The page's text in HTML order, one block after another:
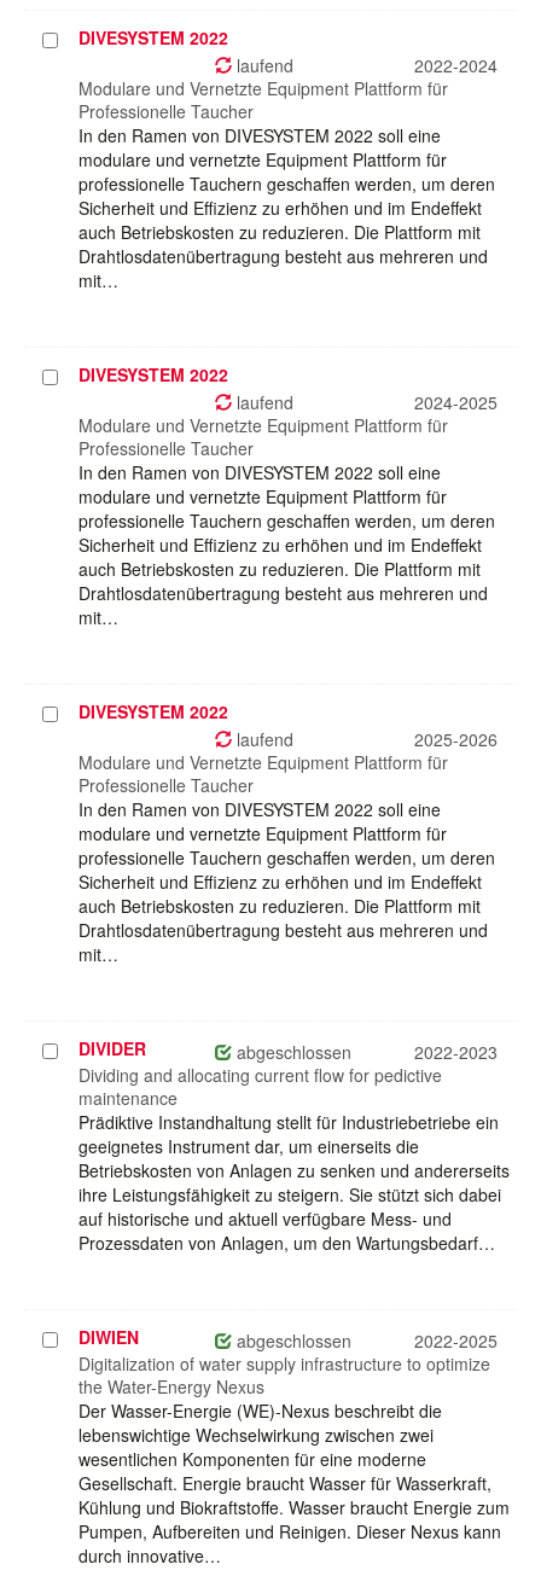
ProjektDIVESYSTEM 2022
laufend
2022-2024
Modulare und Vernetzte Equipment Plattform für
Professionelle Taucher
In den Ramen von DIVESYSTEM 2022 soll eine
modulare und vernetzte Equipment Plattform für
professionelle Tauchern geschaffen werden, um deren
Sicherheit und Effizienz zu erhöhen und im Endeffekt
auch Betriebskosten zu reduzieren. Die Plattform mit
Drahtlosdatenübertragung besteht aus mehreren und
mit…
ProjektDIVESYSTEM 2022
laufend
2024-2025
Modulare und Vernetzte Equipment Plattform für
Professionelle Taucher
In den Ramen von DIVESYSTEM 2022 soll eine
modulare und vernetzte Equipment Plattform für
professionelle Tauchern geschaffen werden, um deren
Sicherheit und Effizienz zu erhöhen und im Endeffekt
auch Betriebskosten zu reduzieren. Die Plattform mit
Drahtlosdatenübertragung besteht aus mehreren und
mit…
ProjektDIVESYSTEM 2022
laufend
2025-2026
Modulare und Vernetzte Equipment Plattform für
Professionelle Taucher
In den Ramen von DIVESYSTEM 2022 soll eine
modulare und vernetzte Equipment Plattform für
professionelle Tauchern geschaffen werden, um deren
Sicherheit und Effizienz zu erhöhen und im Endeffekt
auch Betriebskosten zu reduzieren. Die Plattform mit
Drahtlosdatenübertragung besteht aus mehreren und
mit…
Projekt
auswählen
DIVIDER abgeschlossen
2022-2023
Dividing and allocating current flow for pedictive
maintenance
Prädiktive Instandhaltung stellt für Industriebetriebe ein
geeignetes Instrument dar, um einerseits die
Betriebskosten von Anlagen zu senken und andererseits
ihre Leistungsfähigkeit zu steigern. Sie stützt sich dabei
auf historische und aktuell verfügbare Mess- und
Prozessdaten von Anlagen, um den Wartungsbedarf…
Projekt
auswählen
DIWIEN abgeschlossen
2022-2025
Digitalization of water supply infrastructure to optimize
the Water-Energy Nexus
Der Wasser-Energie (WE)-Nexus beschreibt die
lebenswichtige Wechselwirkung zwischen zwei
wesentlichen Komponenten für eine moderne
Gesellschaft. Energie braucht Wasser für Wasserkraft,
Kühlung und Biokraftstoffe. Wasser braucht Energie zum
Pumpen, Aufbereiten und Reinigen. Dieser Nexus kann
durch innovative…